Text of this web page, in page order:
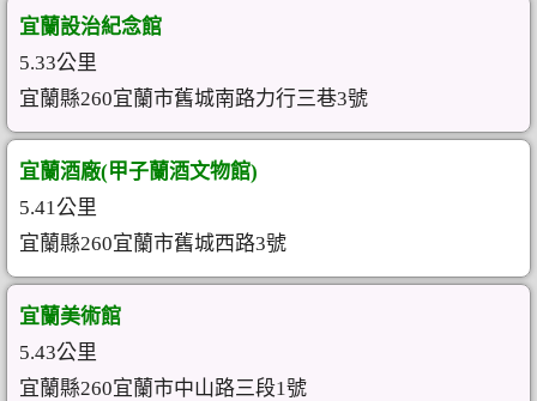
宜蘭設治紀念館
5.33公里
宜蘭縣260宜蘭市舊城南路力行三巷3號
宜蘭酒廠(甲子蘭酒文物館)
5.41公里
宜蘭縣260宜蘭市舊城西路3號
宜蘭美術館
5.43公里
宜蘭縣260宜蘭市中山路三段1號